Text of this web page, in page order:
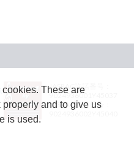
JASRAC許諾番号：
9024936001Y45037
JASRAC許諾番号：
These are
properly and to give us
is used.